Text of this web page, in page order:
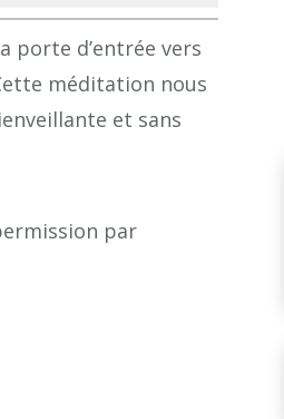
or
decrease
volume.
porte d’entrée vers
méditation nous
et sans
par